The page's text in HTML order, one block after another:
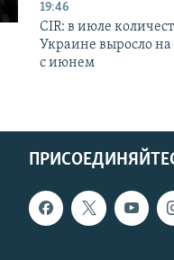
19:46
CIR: в июле
Украине выросло
с июнем